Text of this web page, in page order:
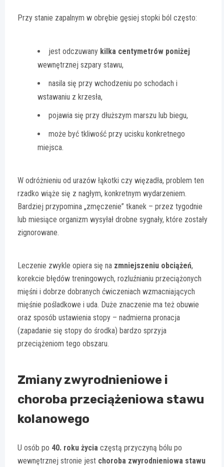
Przy stanie zapalnym w obrębie gęsiej stopki ból często:
jest odczuwany kilka centymetrów poniżej
wewnętrznej szpary stawu,
nasila się przy wchodzeniu po schodach i
wstawaniu z krzesła,
pojawia się przy dłuższym marszu lub biegu,
może być tkliwość przy ucisku konkretnego
miejsca.
W odróżnieniu od urazów łąkotki czy więzadła, problem ten
rzadko wiąże się z nagłym, konkretnym wydarzeniem.
Bardziej przypomina „zmęczenie” tkanek – przez tygodnie
lub miesiące organizm wysyłał drobne sygnały, które zostały
zignorowane.
Leczenie zwykle opiera się na zmniejszeniu obciążeń,
korekcie błędów treningowych, rozluźnianiu przeciążonych
mięśni i dobrze dobranych ćwiczeniach wzmacniających
mięśnie pośladkowe i uda. Duże znaczenie ma też obuwie
oraz sposób ustawienia stopy – nadmierna pronacja
(zapadanie się stopy do środka) bardzo sprzyja
przeciążeniom tego obszaru.
Zmiany zwyrodnieniowe i
choroba przeciążeniowa stawu
kolanowego
U osób po 40. roku życia częstą przyczyną bólu po
wewnętrznej stronie jest choroba zwyrodnieniowa stawu